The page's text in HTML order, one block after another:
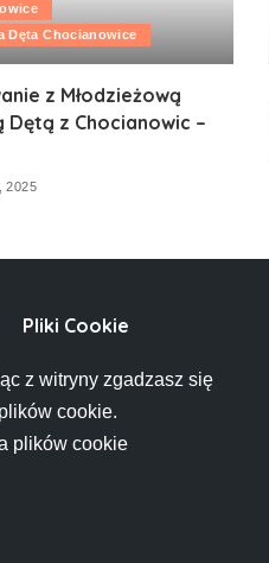
Dęta Chocianowice
z Młodzieżową
Dętą z Chocianowic –
2025
Pliki Cookie
z witryny zgadzasz się
cookie.
plików cookie